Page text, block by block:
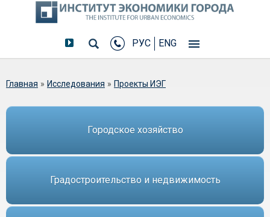
РУС ENG
Вы здесь
Главная » Исследования » Проекты ИЭГ
Городское хозяйство
Градостроительство и недвижимость